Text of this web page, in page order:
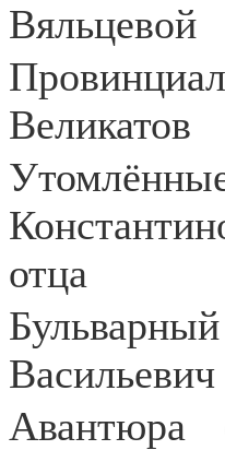
Вяльцевой
Великатов
отца
Авантюра